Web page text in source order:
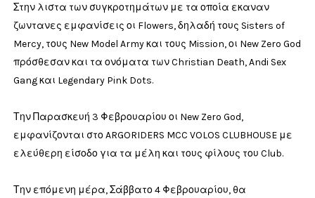
Στην λιστα των συγκροτημάτων με τα οποία εκαναν
ζωντανες εμφανίσεις οι Flowers, δηλαδή τους Sisters of
Mercy, τους New Model Army και τους Mission, οι New Zero God
πρόσθεσαν και τα ονόματα των Christian Death, Andi Sex
Gang και Legendary Pink Dots.
Την Παρασκευή 3 Φεβρουαρίου οι New Zero God,
εμφανίζονται στο ARGORIDERS MCC VOLOS CLUBHOUSE με
ελεύθερη είσοδο για τα μέλη και τους φίλους του Club.
Την επόμενη μέρα, Σάββατο 4 Φεβρουαρίου, θα